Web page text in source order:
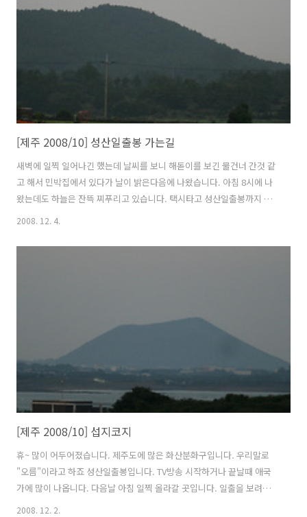
ㅡ; 이건 뭐 날씨도 좋지 않고, 안개만 자욱하게 끼고 최악이었습니다. 내
려오는 길에 아까 봤던 매점에서 음료수를 마시고 아주머니와 30여분 대
[제주 2008/10] 성산일출봉 가는길
새벽에 일찍 일어나긴 했는데 날씨를 보니 해돋이를 보긴 물건너 간것 같
고 해서 민박집에서 있다가 날이 밝은다음에 나왔습니다. 아침 8시에 나
왔는데도 하늘은 잔뜩 찌푸리고 있습니다. 택시타고 성산일출봉까지 가
공기가 맑았습니다. 제가 살고 있는 수원과는 하늘과 땅차이였죠... 이른
2008. 12. 4.
[제주 2008/10] 섭지코지
휴~ 많이 어두어졌습니다. 제주도에 많은 화산분화구입니다. 우리말로
"오름"이라고 하죠 성산일출봉입니다. TV방송 시작하거나 끝날때 애국
가에 많이 나옵니다. 다음날 아침 일찍 올라갈 곳입니다. 일출을 보려고
하는데 과연~~ 섭지코지에 있는 등대입니다. 건물이 멋있어서 한컷 찍었
2008. 12. 2.